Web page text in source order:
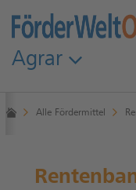
Agrar
Alle Fördermittel